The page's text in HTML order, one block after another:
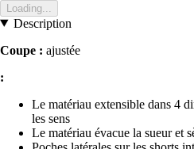
Loading...
Description
Coupe : ajustée
:
Le matériau extensible dans 4
les sens
Le matériau évacue la sueur et